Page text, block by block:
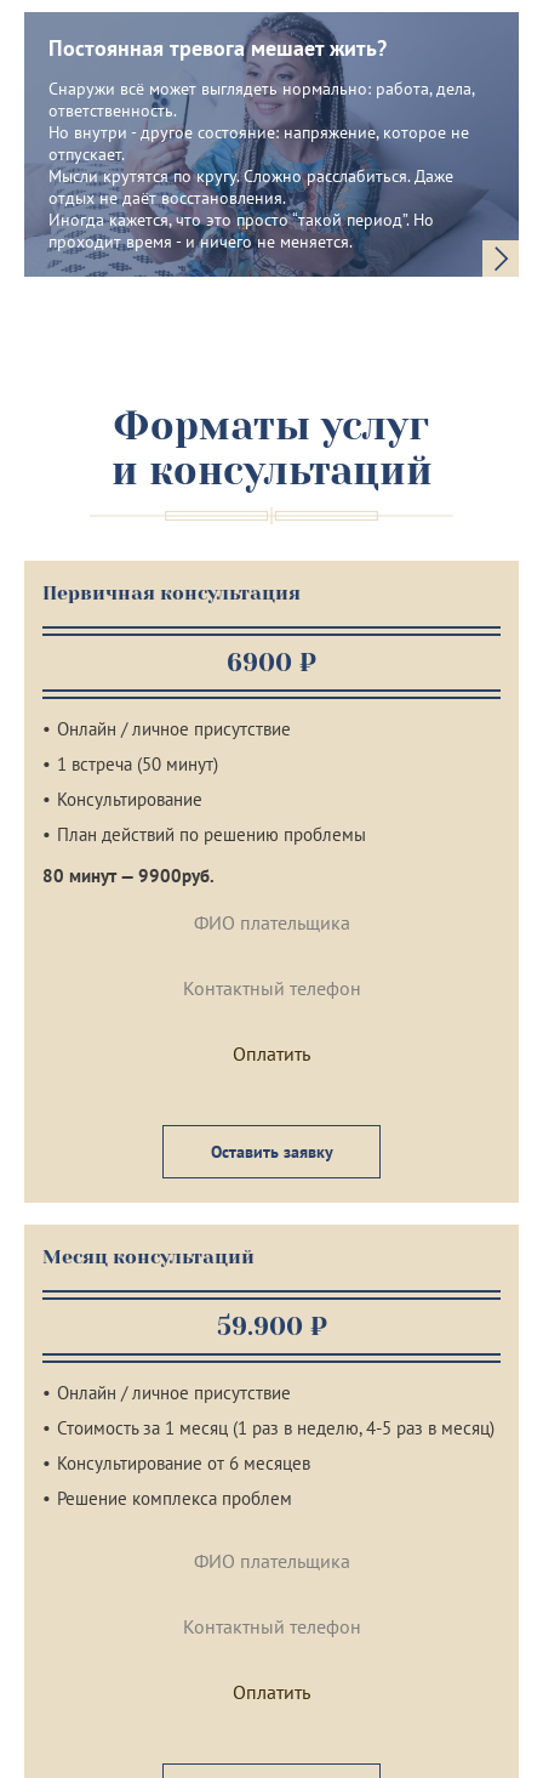
Постоянная тревога мешает жить?
Снаружи всё может выглядеть нормально: работа, дела,
ответственность.
Но внутри - другое состояние: напряжение, которое не
отпускает.
Мысли крутятся по кругу. Сложно расслабиться. Даже
отдых не даёт восстановления.
Иногда кажется, что это просто “такой период”. Но
проходит время - и ничего не меняется.
Форматы услуг
и консультаций
Первичная консультация
6900 ₽
Онлайн / личное присутствие
1 встреча (50 минут)
Консультирование
План действий по решению проблемы
80 минут — 9900руб.
Оставить заявку
Месяц консультаций
59.900 ₽
Онлайн / личное присутствие
Стоимость за 1 месяц (1 раз в неделю, 4-5 раз в месяц)
Консультирование от 6 месяцев
Решение комплекса проблем